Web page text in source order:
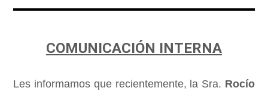
COMUNICACIÓN INTERNA
Les informamos que recientemente, la Sra. Rocío